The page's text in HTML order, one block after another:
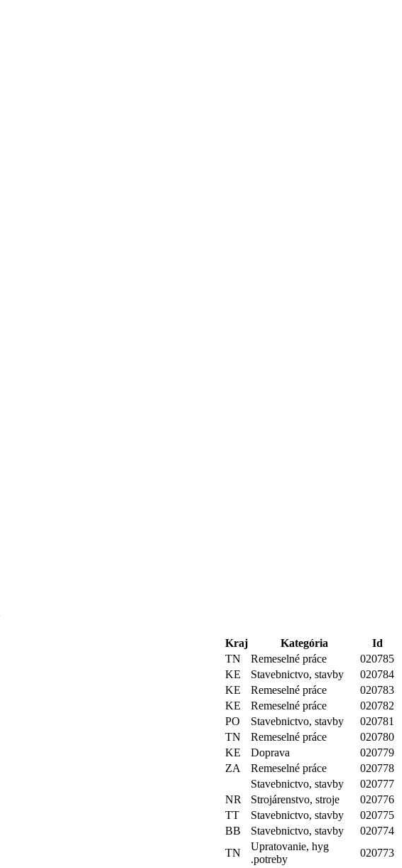
Kraj Kategória
Id
TN Remeselné práce
020785
KE Stavebnictvo, stavby
020784
KE Remeselné práce
020783
KE Remeselné práce
020782
PO Stavebnictvo, stavby
020781
TN Remeselné práce
020780
KE Doprava
020779
ZA Remeselné práce
020778
Stavebnictvo, stavby
020777
NR Strojárenstvo, stroje
020776
TT Stavebnictvo, stavby
020775
BB Stavebnictvo, stavby
020774
TN
Upratovanie, hyg
.potreby
020773